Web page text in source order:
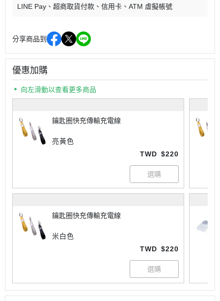
LINE Pay
超商取貨付款 信用卡 ATM 虛擬帳號
分享商品到
優惠加購
向左滑動以查看更多商品
鑰匙圈快充傳輸充電線
亮黃色
TWD $220
鑰匙圈快充傳輸充電線
米白色
TWD $220